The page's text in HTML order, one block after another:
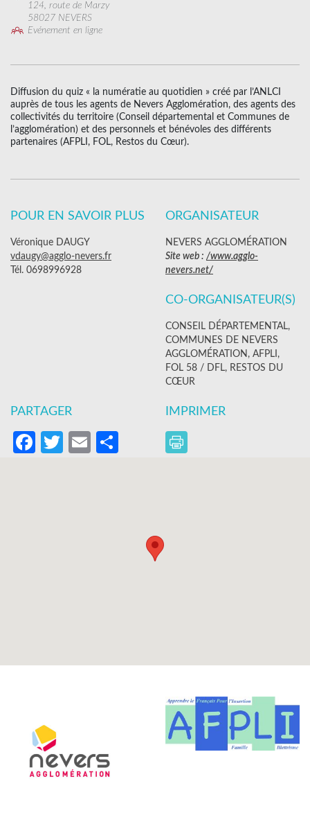
124, route de Marzy
58027 NEVERS
Evénement en ligne
Diffusion du quiz « la numératie au quotidien » créé par l’ANLCI
auprès de tous les agents de Nevers Agglomération, des agents des
collectivités du territoire (Conseil départemental et Communes de
l’agglomération) et des personnels et bénévoles des différents
partenaires (AFPLI, FOL, Restos du Cœur).
POUR EN SAVOIR PLUS
Véronique DAUGY
vdaugy@agglo-nevers.fr
Tél. 0698996928
ORGANISATEUR
NEVERS AGGLOMÉRATION
Site web : /www.agglo-
nevers.net/
CO-ORGANISATEUR(S)
CONSEIL DÉPARTEMENTAL,
COMMUNES DE NEVERS
AGGLOMÉRATION, AFPLI,
FOL 58 / DFL, RESTOS DU
CŒUR
PARTAGER
Facebook
Twitter
EmailPartager
IMPRIMER